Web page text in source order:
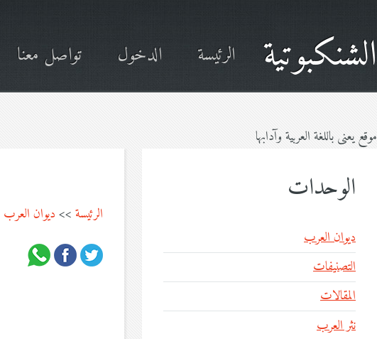
الشنكبوتية الرئيسة الدخول تواصل معنا
موقع يعنى باللغة العربية وآدابها
الرئيسة>>ديوان العرب
الوحدات
ديوان العرب
التصنيفات
المقالات
نثر العرب